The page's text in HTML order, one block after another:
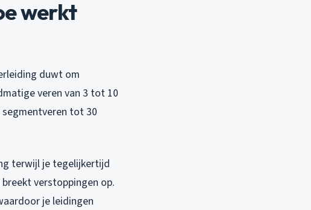
werkt
duwt om
veren van 3 tot 10
tot 30
terwijl je tegelijkertijd
verstoppingen op.
je leidingen